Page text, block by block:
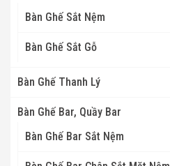
Bàn Ghế Sắt Nệm
Bàn Ghế Sắt Gỗ
Bàn Ghế Thanh Lý
Bàn Ghế Bar, Quầy Bar
Bàn Ghế Bar Sắt Nệm